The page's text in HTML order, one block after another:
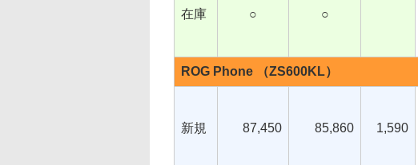
在庫 ○ ○
ROG Phone （ZS600KL）
新規 87,450 85,860 1,590